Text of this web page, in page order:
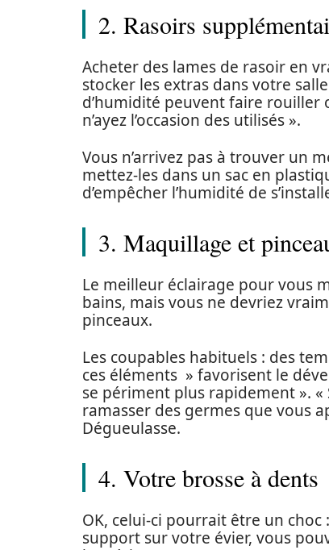
2. Rasoirs
Acheter des lames de rasoir en
stocker les extras dans votre
d’humidité peuvent faire rouiller
n’ayez l’occasion des utilisés ».
Vous n’arrivez pas à trouver un
mettez-les dans un sac en
d’empêcher l’humidité de
3. Maquillage et
Le meilleur éclairage pour vous
bains, mais vous ne devriez
pinceaux.
Les coupables habituels : des
ces éléments » favorisent le
se périment plus rapidement ».
ramasser des germes que vous
Dégueulasse.
4. Votre brosse à dents
OK, celui-ci pourrait être un choc
support sur votre évier, vous